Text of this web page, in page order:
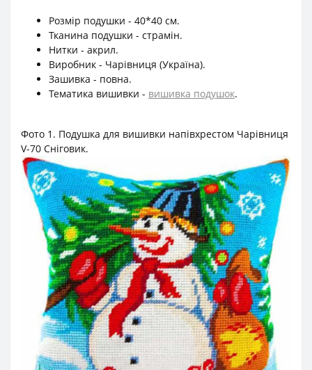
Розмір подушки - 40*40 см.
Тканина подушки - страмін.
Нитки - акрил.
Виробник - Чарівниця (Україна).
Зашивка - повна.
Тематика вишивки - вишивка подушок.
Фото 1. Подушка для вишивки напівхрестом Чарівниця
V-70 Сніговик.